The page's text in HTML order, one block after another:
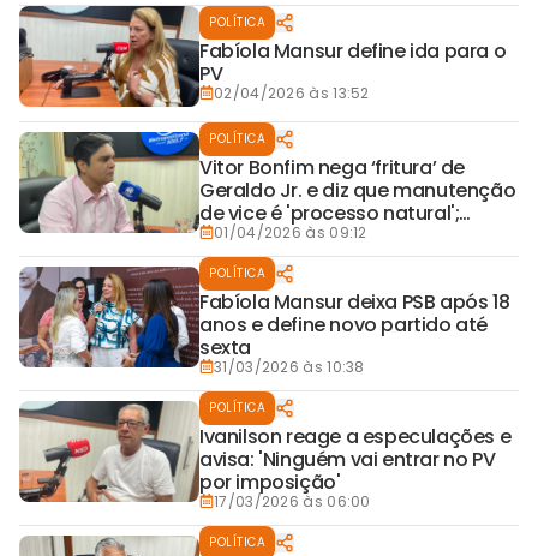
POLÍTICA
Fabíola Mansur define ida para o
PV
02/04/2026 às 13:52
POLÍTICA
Vitor Bonfim nega ‘fritura’ de
Geraldo Jr. e diz que manutenção
de vice é 'processo natural';
emedebista deve ser confirmado
por Lula
01/04/2026 às 09:12
POLÍTICA
Fabíola Mansur deixa PSB após 18
anos e define novo partido até
sexta
31/03/2026 às 10:38
POLÍTICA
Ivanilson reage a especulações e
avisa: 'Ninguém vai entrar no PV
por imposição'
17/03/2026 às 06:00
POLÍTICA